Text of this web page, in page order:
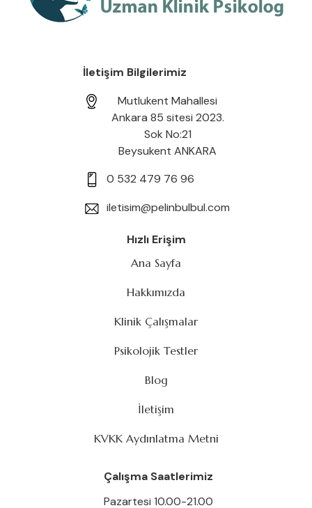
İletişim Bilgilerimiz
Mutlukent Mahallesi
Ankara 85 sitesi 2023.
Sok No:21
Beysukent ANKARA
0 532 479 76 96
iletisim@pelinbulbul.com
Hızlı Erişim
Ana Sayfa
Hakkımızda
Klinik Çalışmalar
Psikolojik Testler
Blog
İletişim
KVKK Aydınlatma Metni
Çalışma Saatlerimiz
Pazartesi 10.00-21.00